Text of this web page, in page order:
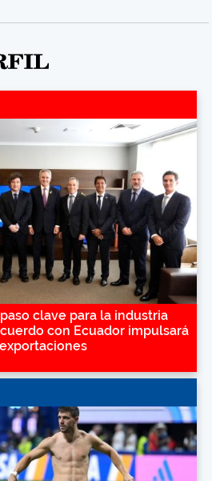
clave para la industria
con Ecuador impulsará